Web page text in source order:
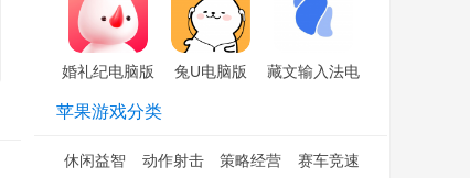
拟器」
器」
婚礼纪电脑版
「含模拟器」
兔U电脑版
藏文输入法电
苹果游戏分类
休闲益智 动作射击 策略经营
赛车竞速